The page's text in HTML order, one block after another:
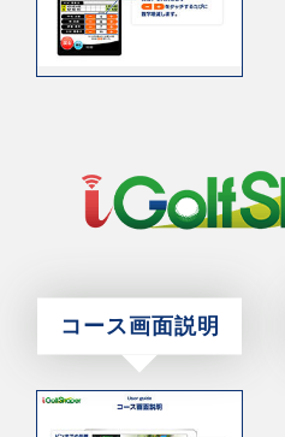
コース画面説明